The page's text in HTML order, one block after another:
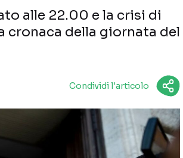
alle 22.00 e la crisi di
cronaca della giornata del
Condividi l'articolo